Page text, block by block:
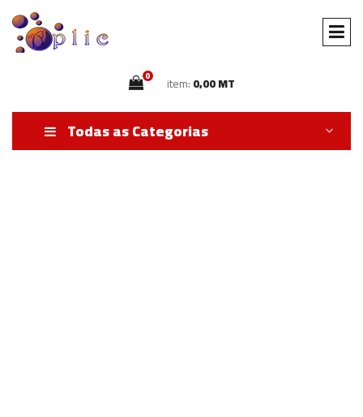
0 item:0,00 MT
Todas as Categorias